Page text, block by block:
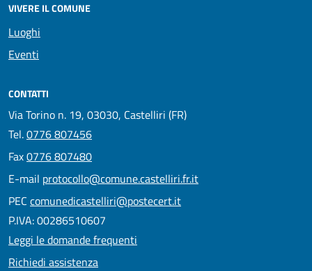
VIVERE IL COMUNE
Luoghi
Eventi
CONTATTI
Via Torino n. 19, 03030, Castelliri (FR)
Tel.0776 807456
Fax0776 807480
E-mail protocollo@comune.castelliri.fr.it
PEC comunedicastelliri@postecert.it
P.IVA: 00286510607
Leggi le domande frequenti
Richiedi assistenza